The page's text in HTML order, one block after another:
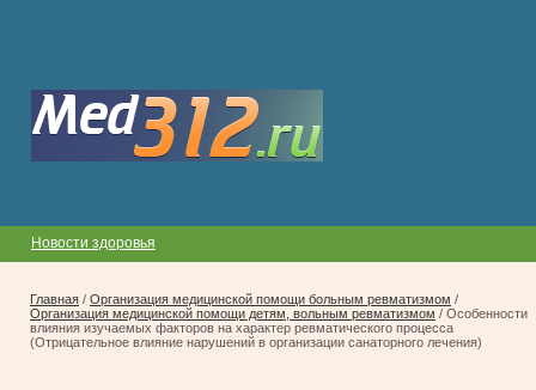
Новости здоровья
Главная / Организация медицинской помощи больным ревматизмом /
Организация медицинской помощи детям, вольным ревматизмом / Особенности
влияния изучаемых факторов на характер ревматического процесса
(Отрицательное влияние нарушений в организации санаторного лечения)